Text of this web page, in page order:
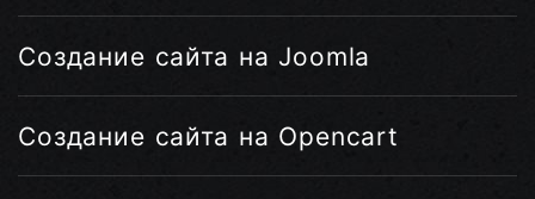
Создание сайта на Joomla
Создание сайта на Opencart